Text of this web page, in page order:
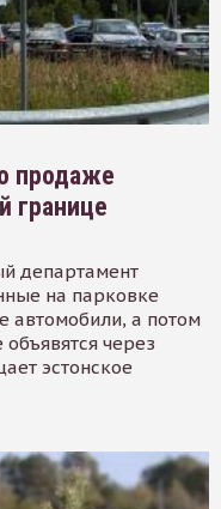
продаже
границе
департамент
на парковке
автомобили, а потом
через
эстонское